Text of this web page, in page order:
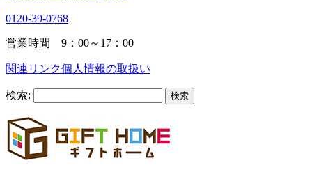
0120-39-0768
営業時間 9：00～17：00
関連リンク個人情報の取扱い
検索: